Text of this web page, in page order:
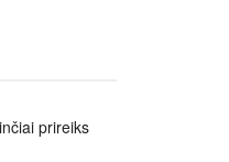
prireiks